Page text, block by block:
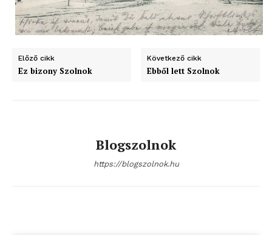
Hasznos
bSZ fiók
Előző cikk
Ez bizony Szolnok
Következő cikk
Ebből lett Szolnok
Blogszolnok
https://blogszolnok.hu